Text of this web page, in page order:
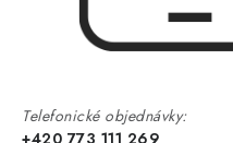
Telefonické objednávky: